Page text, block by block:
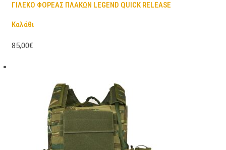
ΓΙΛΕΚΟ ΦΟΡΕΑΣ ΠΛΑΚΩΝ LEGEND QUICK RELEASE
Καλάθι
85,00€